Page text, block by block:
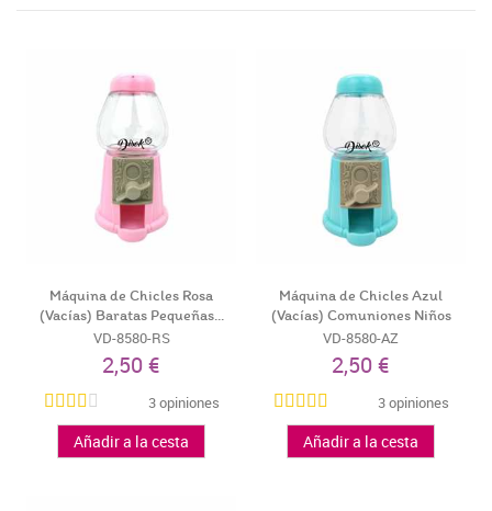
Máquina de Chicles Rosa
(Vacías) Baratas Pequeñas...
VD-8580-RS
2,50 €
3 opiniones
Añadir a la cesta
Máquina de Chicles Azul
(Vacías) Comuniones Niños
VD-8580-AZ
2,50 €
3 opiniones
Añadir a la cesta